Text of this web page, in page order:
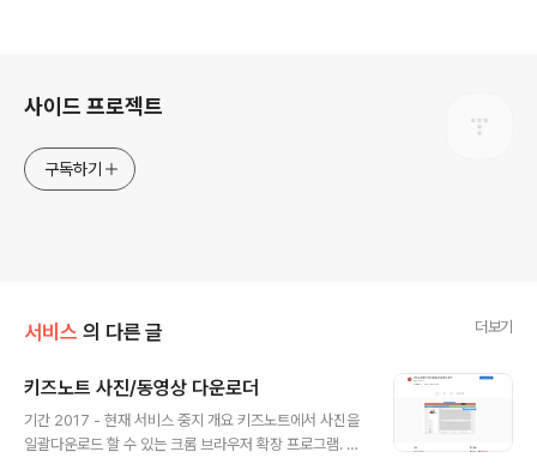
사이드 프로젝트
구독하기
서비스 의 다른 글 더보기
키즈노트 사진/동영상 다운로더
기간 2017 - 현재 서비스 중지 개요 키즈노트에서 사진을
일괄다운로드 할 수 있는 크롬 브라우저 확장 프로그램. 스